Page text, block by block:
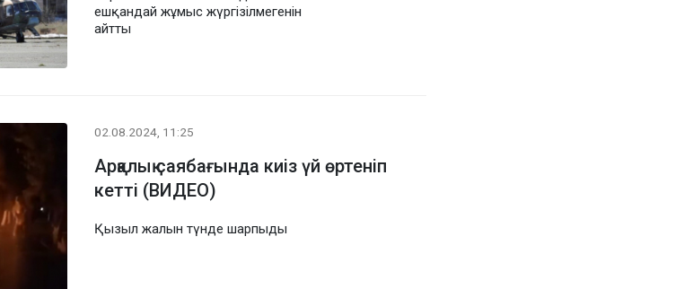
ешқандай жұмыс жүргізілмегенін
айтты
02.08.2024, 11:25
Арқалық саябағында киіз үй өртеніп
кетті (ВИДЕО)
Қызыл жалын түнде шарпыды